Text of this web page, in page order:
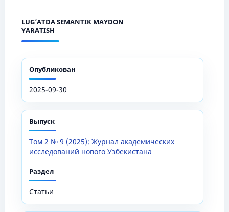
LUG’ATDA SEMANTIK MAYDON
YARATISH
Опубликован
2025-09-30
Выпуск
Том 2 № 9 (2025): Журнал академических
исследований нового Узбекистана
Раздел
Статьи